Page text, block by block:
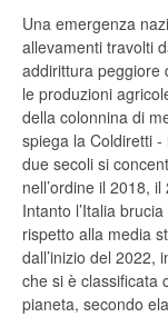
Una emergenza
allevamenti travolti
addirittura peggiore
le produzioni
della colonnina di
spiega la Coldiretti
due secoli si
nell’ordine il 2018,
Intanto l’Italia
rispetto alla media
dall’inizio del 2022,
che si è classificata
pianeta, secondo